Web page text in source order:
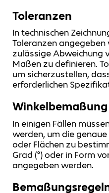
Toleranzen
In technischen
Toleranzen angegeben
zulässige Abweichung
Maßen zu definieren.
um sicherzustellen,
erforderlichen
Winkelbemaßung
In einigen Fällen
werden, um die
oder Flächen zu
Grad (°) oder in Form
angegeben werden.